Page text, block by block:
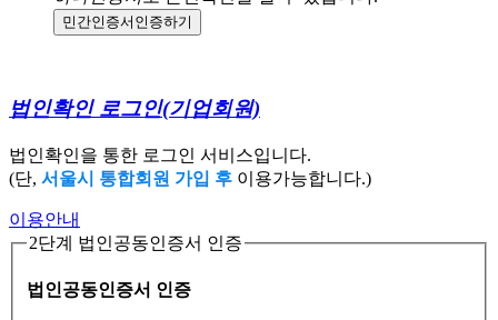
민간인증서 인증하기
법인확인 로그인(기업회원)
법인확인을 통한 로그인 서비스입니다.
(단, 서울시 통합회원 가입 후 이용가능합니다.)
이용안내
2단계 법인공동인증서 인증
법인공동인증서 인증